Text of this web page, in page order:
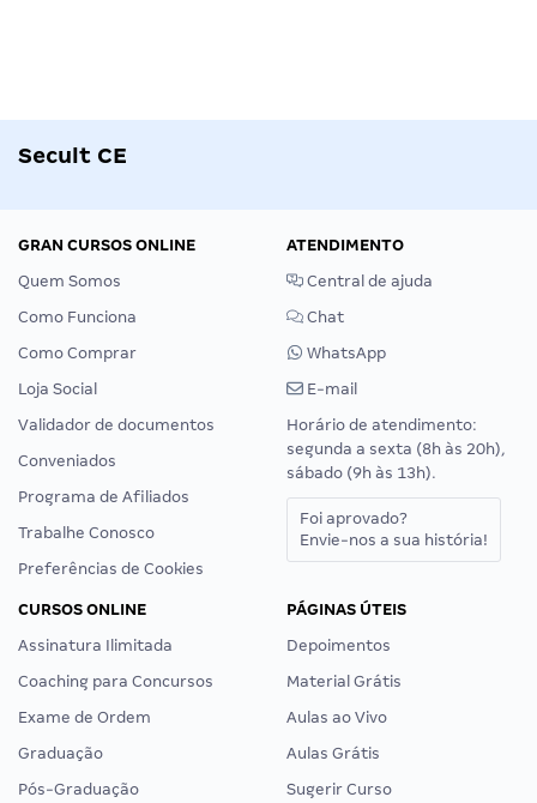
Secult CE
GRAN CURSOS ONLINE
Quem Somos
Como Funciona
Como Comprar
Loja Social
Validador de documentos
Conveniados
Programa de Afiliados
Trabalhe Conosco
Preferências de Cookies
ATENDIMENTO
Central de ajuda
Chat
WhatsApp
E-mail
Horário de atendimento:
segunda a sexta (8h às 20h),
sábado (9h às 13h).
Foi aprovado?
Envie-nos a sua história!
CURSOS ONLINE
Assinatura Ilimitada
Coaching para Concursos
Exame de Ordem
Graduação
Pós-Graduação
PÁGINAS ÚTEIS
Depoimentos
Material Grátis
Aulas ao Vivo
Aulas Grátis
Sugerir Curso